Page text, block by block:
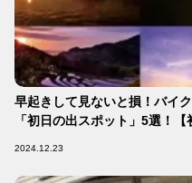
早起きして見ないと損！バイ
「初日の出スポット」5選！
2024.12.23